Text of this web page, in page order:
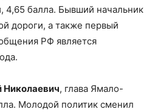
4,65 балла. Бывший начальник
дороги, а также первый
РФ является
, глава Ямало-
Молодой политик сменил